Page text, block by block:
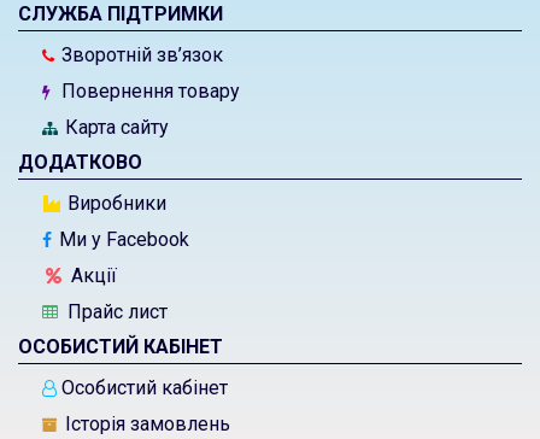
СЛУЖБА ПІДТРИМКИ
Зворотній зв’язок
Повернення товару
Карта сайту
ДОДАТКОВО
Виробники
Ми у Facebook
Акції
Прайс лист
ОСОБИСТИЙ КАБІНЕТ
Особистий кабінет
Історія замовлень